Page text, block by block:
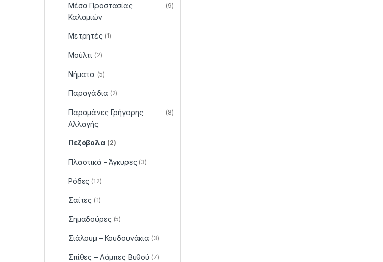
Μέσα Προστασίας
Καλαμιών
(9)
Μετρητές (1)
Μούλτι (2)
Νήματα (5)
Παραγάδια (2)
Παραμάνες Γρήγορης
Αλλαγής
(8)
Πεζόβολα (2)
Πλαστικά – Άγκυρες (3)
Ρόδες (12)
Σαίτες (1)
Σημαδούρες (5)
Σιάλουμ – Κουδουνάκια (3)
Σπίθες – Λάμπες Βυθού (7)